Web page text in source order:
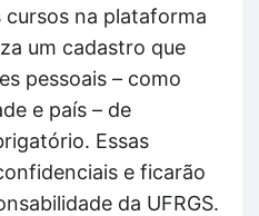
cursos na plataforma
um cadastro que
pessoais – como
e país – de
Essas
e ficarão
da UFRGS.